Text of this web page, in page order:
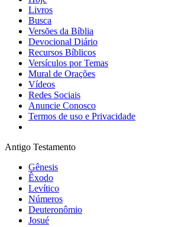
Livros
Busca
Versões da Bíblia
Devocional Diário
Recursos Bíblicos
Versículos por Temas
Mural de Orações
Vídeos
Redes Sociais
Anuncie Conosco
Termos de uso e Privacidade
Antigo Testamento
Gênesis
Êxodo
Levítico
Números
Deuteronômio
Josué